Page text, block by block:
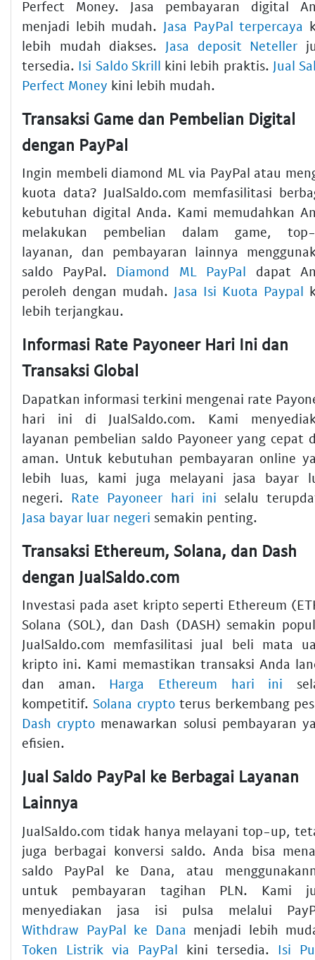
Perfect Money. Jasa pembayaran digital
menjadi lebih mudah. Jasa PayPal terpercaya
lebih mudah diakses. Jasa deposit Neteller
tersedia. Isi Saldo Skrill kini lebih praktis. Jual
Perfect Money kini lebih mudah.
Transaksi Game dan Pembelian Digital
dengan PayPal
Ingin membeli diamond ML via PayPal atau
kuota data? JualSaldo.com memfasilitasi
kebutuhan digital Anda. Kami memudahkan
melakukan pembelian dalam game,
layanan, dan pembayaran lainnya
saldo PayPal. Diamond ML PayPal dapat
peroleh dengan mudah. Jasa Isi Kuota Paypal
lebih terjangkau.
Informasi Rate Payoneer Hari Ini dan
Transaksi Global
Dapatkan informasi terkini mengenai rate
hari ini di JualSaldo.com. Kami
layanan pembelian saldo Payoneer yang cepat
aman. Untuk kebutuhan pembayaran online
lebih luas, kami juga melayani jasa bayar
negeri. Rate Payoneer hari ini selalu
Jasa bayar luar negeri semakin penting.
Transaksi Ethereum, Solana, dan Dash
dengan JualSaldo.com
Investasi pada aset kripto seperti Ethereum
Solana (SOL), dan Dash (DASH) semakin
JualSaldo.com memfasilitasi jual beli mata
kripto ini. Kami memastikan transaksi Anda
dan aman. Harga Ethereum hari ini
kompetitif.Solana cryptoterus berkembang
Dash crypto menawarkan solusi pembayaran
efisien.
Jual Saldo PayPal ke Berbagai Layanan
Lainnya
JualSaldo.com tidak hanya melayani top-up,
juga berbagai konversi saldo. Anda bisa
saldo PayPal ke Dana, atau
untuk pembayaran tagihan PLN. Kami
menyediakan jasa isi pulsa melalui
Withdraw PayPal ke Dana menjadi lebih
Token Listrik via PayPal kini tersedia. Isi